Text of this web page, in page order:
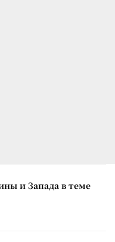
и Запада в теме